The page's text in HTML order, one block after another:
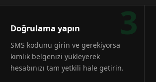
3
Doğrulama yapın
SMS kodunu girin ve gerekiyorsa
kimlik belgenizi yükleyerek
hesabınızı tam yetkili hale getirin.